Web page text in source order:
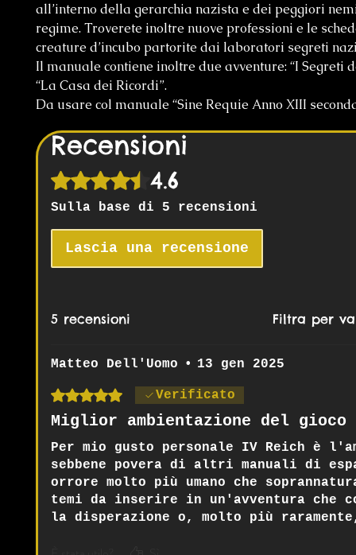
all’interno della gerarchia nazista e dei peggiori
regime. Troverete inoltre nuove professioni e le
creature d’incubo partorite dai laboratori segreti
Il manuale contiene inoltre due avventure: “I Segreti
“La Casa dei Ricordi”.
Da usare col manuale “Sine Requie Anno XIII
Recensioni
Valutazione 4,6 stelle su 5.
4.6
Sulla base di 5 recensioni
Lascia una recensione
5 recensioni Filtra per
Matteo Dell'Uomo • 13 gen 2025
Valutazione 5 stelle su 5.Verificato
Miglior ambientazione del gioco
Per mio gusto personale IV Reich è
sebbene povera di altri manuali di
orrore molto più umano che
temi da inserire in un'avventura che
la disperazione o, molto più raramente,